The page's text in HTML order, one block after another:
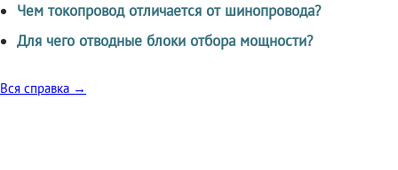
Чем токопровод отличается от шинопровода?
Для чего отводные блоки отбора мощности?
Вся справка →